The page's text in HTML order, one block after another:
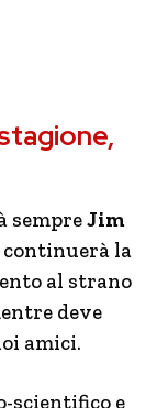
sempreJim
la
al strano
deve
amici.
scientifico e